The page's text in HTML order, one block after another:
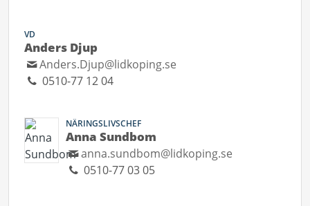
VD
Anders Djup
Anders.Djup@lidkoping.se
0510-77 12 04
NÄRINGSLIVSCHEF
Anna Sundbom
anna.sundbom@lidkoping.se
0510-77 03 05